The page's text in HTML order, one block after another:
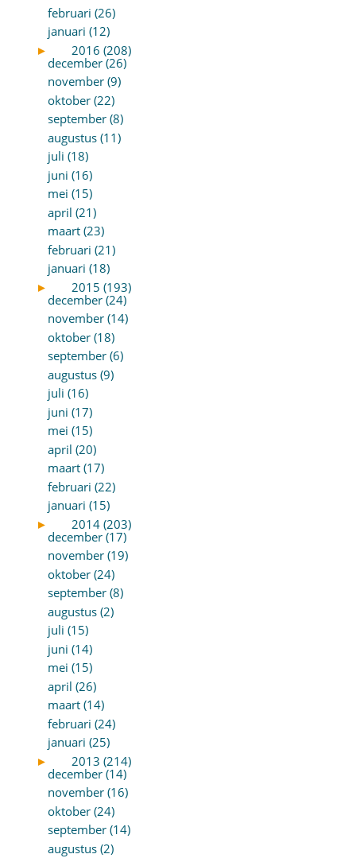
februari (26)
januari (12)
►
2016 (208)
december (26)
november (9)
oktober (22)
september (8)
augustus (11)
juli (18)
juni (16)
mei (15)
april (21)
maart (23)
februari (21)
januari (18)
►
2015 (193)
december (24)
november (14)
oktober (18)
september (6)
augustus (9)
juli (16)
juni (17)
mei (15)
april (20)
maart (17)
februari (22)
januari (15)
►
2014 (203)
december (17)
november (19)
oktober (24)
september (8)
augustus (2)
juli (15)
juni (14)
mei (15)
april (26)
maart (14)
februari (24)
januari (25)
►
2013 (214)
december (14)
november (16)
oktober (24)
september (14)
augustus (2)